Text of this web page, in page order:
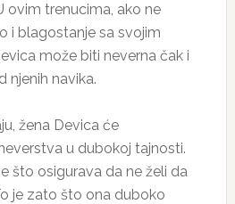
ovim trenucima, ako ne
i blagostanje sa svojim
može biti neverna čak i
njenih navika.
žena Devica će
u dubokoj tajnosti.
što osigurava da ne želi da
je zato što ona duboko